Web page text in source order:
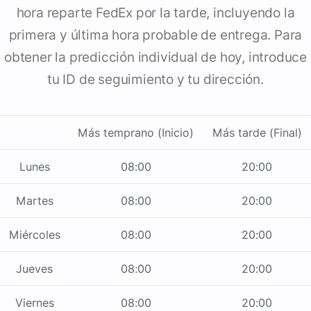
hora reparte FedEx por la tarde, incluyendo la
primera y última hora probable de entrega. Para
obtener la predicción individual de hoy, introduce
tu ID de seguimiento y tu dirección.
Más temprano (Inicio) Más tarde (Final)
Lunes 08:00 20:00
Martes 08:00 20:00
Miércoles 08:00 20:00
Jueves 08:00 20:00
Viernes 08:00 20:00